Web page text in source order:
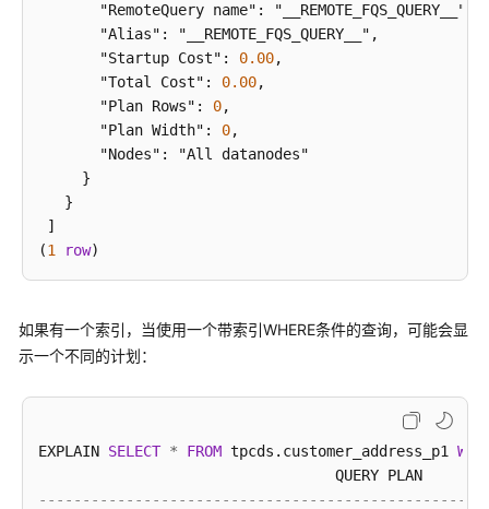
       "RemoteQuery name": "__REMOTE_FQS_QUERY__",
       "Alias": "__REMOTE_FQS_QUERY__",
       "Startup Cost":
0.00,
       "Total Cost":
0.00,
       "Plan Rows":
0,
       "Plan Width":
0,
       "Nodes": "All datanodes"
     }
   }
]
(1 row
如果有一个索引，当使用一个带索引WHERE条件的查询，可能会显
示一个不同的计划：
EXPLAIN SELECT * FROM tpcds.customer_address_p1